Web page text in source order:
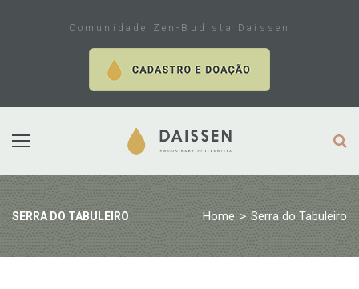
Comunidade Zen-Budista Daissen
SERRA DO TABULEIRO Home > Serra do Tabuleiro